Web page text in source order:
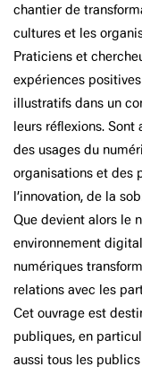
chantier de
cultures et les
Praticiens et
expériences
illustratifs dans un
leurs réflexions.
des usages du
organisations et des
l’innovation, de la
Que devient alors le
environnement
numériques
relations avec les
Cet ouvrage est
publiques, en
aussi tous les